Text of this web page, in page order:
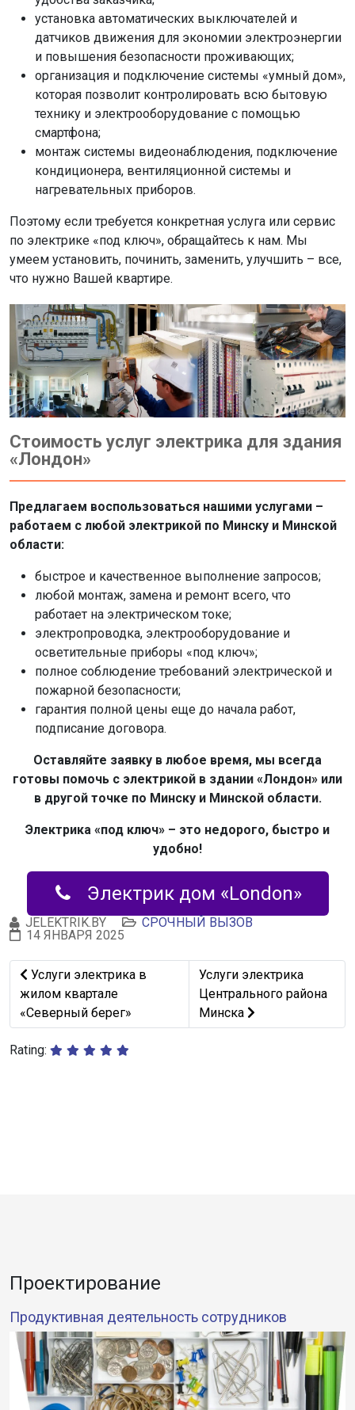
установка автоматических выключателей и
датчиков движения для экономии электроэнергии
и повышения безопасности проживающих;
организация и подключение системы «умный дом»,
которая позволит контролировать всю бытовую
технику и электрооборудование с помощью
смартфона;
монтаж системы видеонаблюдения, подключение
кондиционера, вентиляционной системы и
нагревательных приборов.
Поэтому если требуется конкретная услуга или сервис
по электрике «под ключ», обращайтесь к нам. Мы
умеем установить, починить, заменить, улучшить – все,
что нужно Вашей квартире.
Стоимость услуг электрика для здания
«Лондон»
Предлагаем воспользоваться нашими услугами –
работаем с любой электрикой по Минску и Минской
области:
быстрое и качественное выполнение запросов;
любой монтаж, замена и ремонт всего, что
работает на электрическом токе;
электропроводка, электрооборудование и
осветительные приборы «под ключ»;
полное соблюдение требований электрической и
пожарной безопасности;
гарантия полной цены еще до начала работ,
подписание договора.
Оставляйте заявку в любое время, мы всегда
готовы помочь с электрикой в здании «Лондон» или
в другой точке по Минску и Минской области.
Электрика «под ключ» – это недорого, быстро и
удобно!
Электрик дом «London»
JELEKTRIK.BY
СРОЧНЫЙ ВЫЗОВ
14 ЯНВАРЯ 2025
Предыдущий: Услуги электрика в жилом квартале
Услуги электрика в
жилом квартале
«Северный берег»
Следующий: Услуги
Услуги электрика
Центрального района
Минска
Rating:
Проектирование
Продуктивная деятельность сотрудников